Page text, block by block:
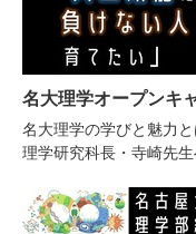
名大理学オープンキ
名大理学の学びと魅力と
理学研究科長・寺崎先生